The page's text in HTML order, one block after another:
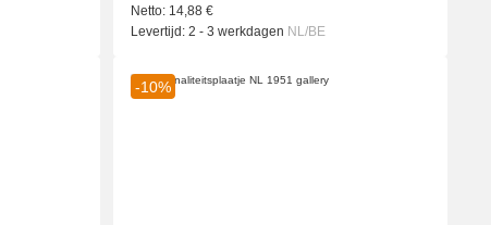
Netto: 14,88 €
Levertijd: 2 - 3 werkdagen NL/BE
-10%